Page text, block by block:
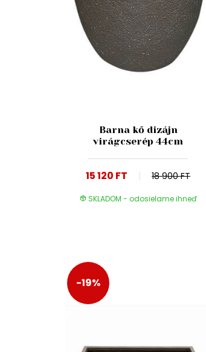
Barna kő dizájn
virágcserép 44cm
15 120 FT 18 900 FT
SKLADOM - odosielame ihneď
-19%